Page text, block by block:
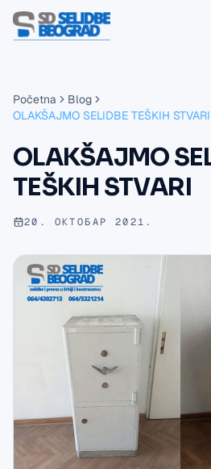
Početna
Blog
OLAKŠAJMO SELIDBE TEŠKIH
OLAKŠAJMO
TEŠKIH STVARI
20. ОКТОБАР 2021.